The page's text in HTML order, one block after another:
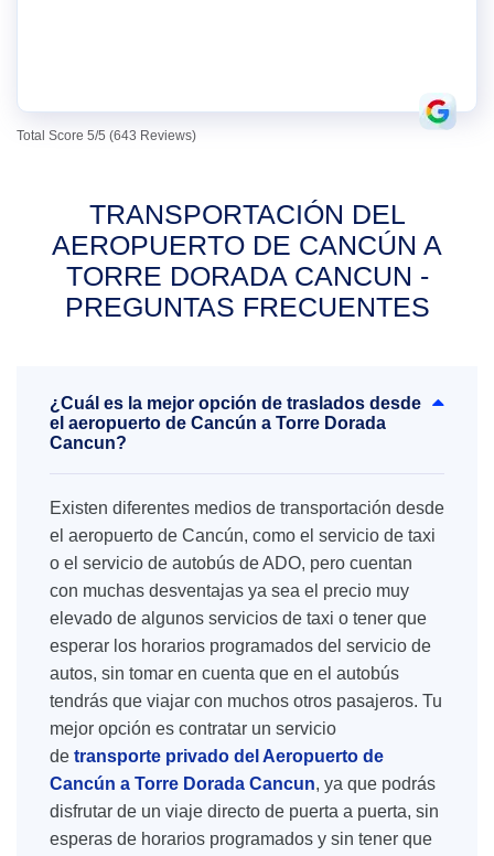
Total Score 5/5 (643 Reviews)
TRANSPORTACIÓN DEL
AEROPUERTO DE CANCÚN A
TORRE DORADA CANCUN -
PREGUNTAS FRECUENTES
¿Cuál es la mejor opción de traslados desde
el aeropuerto de Cancún a Torre Dorada
Cancun?
Existen diferentes medios de transportación desde
el aeropuerto de Cancún, como el servicio de taxi
o el servicio de autobús de ADO, pero cuentan
con muchas desventajas ya sea el precio muy
elevado de algunos servicios de taxi o tener que
esperar los horarios programados del servicio de
autos, sin tomar en cuenta que en el autobús
tendrás que viajar con muchos otros pasajeros. Tu
mejor opción es contratar un servicio
de transporte privado del Aeropuerto de
Cancún a Torre Dorada Cancun, ya que podrás
disfrutar de un viaje directo de puerta a puerta, sin
esperas de horarios programados y sin tener que